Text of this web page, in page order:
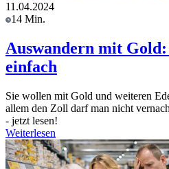
11.04.2024
14 Min.
Auswandern mit Gold:
einfach
Sie wollen mit Gold und weiteren
allem den Zoll darf man nicht
- jetzt lesen!
Weiterlesen